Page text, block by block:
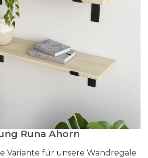
Runa Ahorn
Variante für unsere Wandregale